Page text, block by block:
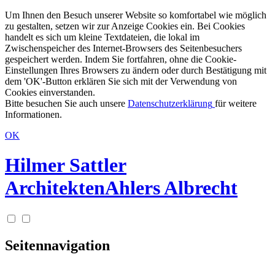
Um Ihnen den Besuch unserer Website so komfortabel wie möglich
zu gestalten, setzen wir zur Anzeige Cookies ein. Bei Cookies
handelt es sich um kleine Textdateien, die lokal im
Zwischenspeicher des Internet-Browsers des Seitenbesuchers
gespeichert werden. Indem Sie fortfahren, ohne die Cookie-
Einstellungen Ihres Browsers zu ändern oder durch Bestätigung mit
dem 'OK'-Button erklären Sie sich mit der Verwendung von
Cookies einverstanden.
Bitte besuchen Sie auch unsere Datenschutzerklärung für weitere
Informationen.
OK
Hilmer Sattler
ArchitektenAhlers Albrecht
Seitennavigation